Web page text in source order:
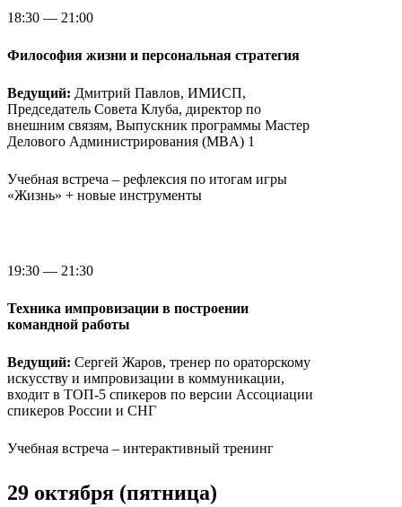
18:30 — 21:00
Философия жизни и персональная стратегия
Ведущий: Дмитрий Павлов, ИМИСП,
Председатель Совета Клуба, директор по
внешним связям, Выпускник программы Мастер
Делового Администрирования (MBA) 1
Учебная встреча – рефлексия по итогам игры
«Жизнь» + новые инструменты
19:30 — 21:30
Техника импровизации в построении
командной работы
Ведущий: Сергей Жаров, тренер по ораторскому
искусству и импровизации в коммуникации,
входит в ТОП-5 спикеров по версии Ассоциации
спикеров России и СНГ
Учебная встреча – интерактивный тренинг
29 октября (пятница)